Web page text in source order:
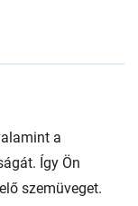
a
Így Ön
szemüveget.